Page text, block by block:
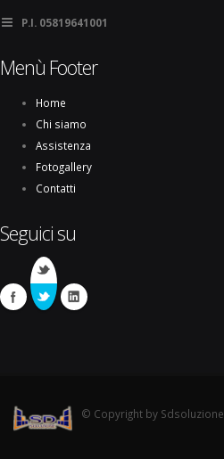
P.I. 05819641001
Menù Footer
Home
Chi siamo
Assistenza
Fotogallery
Contatti
Seguici su
© Copyright by Sdsoluzione